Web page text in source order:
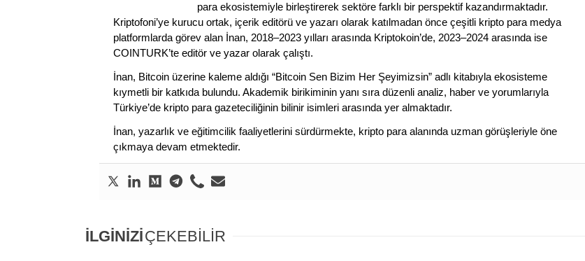
para ekosistemiyle birleştirerek sektöre farklı bir perspektif kazandırmaktadır.
Kriptofoni’ye kurucu ortak, içerik editörü ve yazarı olarak katılmadan önce çeşitli kripto para medya
platformlarda görev alan İnan, 2018–2023 yılları arasında Kriptokoin’de, 2023–2024 arasında ise
COINTURK’te editör ve yazar olarak çalıştı.
İnan, Bitcoin üzerine kaleme aldığı “Bitcoin Sen Bizim Her Şeyimizsin” adlı kitabıyla ekosisteme
kıymetli bir katkıda bulundu. Akademik birikiminin yanı sıra düzenli analiz, haber ve yorumlarıyla
Türkiye’de kripto para gazeteciliğinin bilinir isimleri arasında yer almaktadır.
İnan, yazarlık ve eğitimcilik faaliyetlerini sürdürmekte, kripto para alanında uzman görüşleriyle öne
çıkmaya devam etmektedir.
İLGİNİZİÇEKEBİLİR